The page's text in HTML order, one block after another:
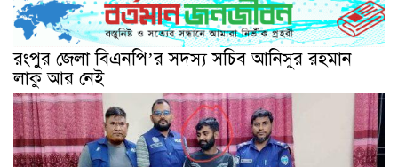
রংপুর জেলা বিএনপি’র সদস্য সচিব আনিসুর রহমান
লাকু আর নেই